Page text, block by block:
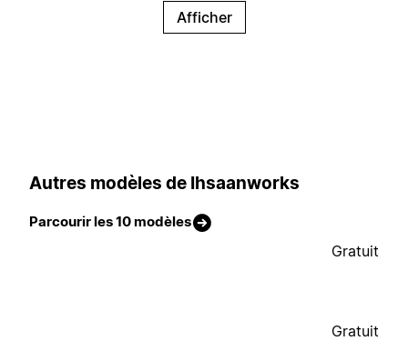
Afficher
Autres modèles de Ihsaanworks
Parcourir les 10 modèles
Gratuit
Gratuit